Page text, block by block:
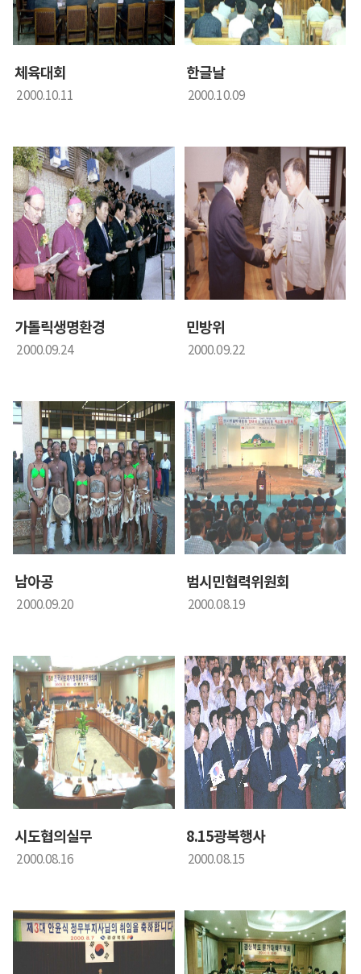
체육대회
2000.10.11
한글날
2000.10.09
가톨릭생명환경
2000.09.24
민방위
2000.09.22
남아공
2000.09.20
범시민협력위원회
2000.08.19
시도협의실무
2000.08.16
8.15광복행사
2000.08.15